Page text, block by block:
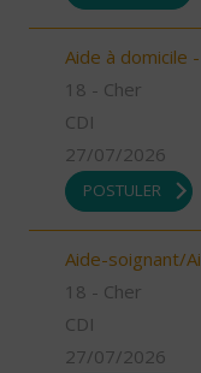
Aide à domicile
18 - Cher
CDI
27/07/2026
POSTULER
Aide-soignant/
18 - Cher
CDI
27/07/2026